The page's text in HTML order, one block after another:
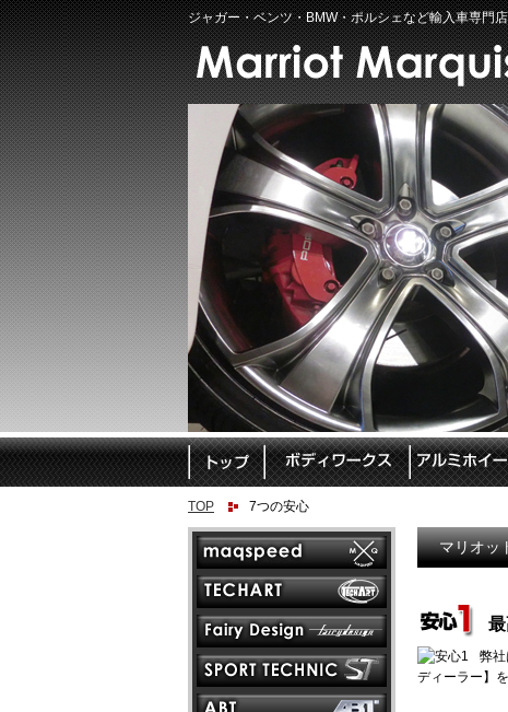
ジャガー・ベンツ・BMW・ポルシェなど輸入車専門
TOP 7つの安心
マリオッ
弊
ディーラー】